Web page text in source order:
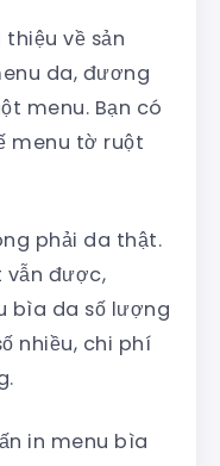
về sản
da, đương
menu. Bạn có
menu tờ ruột
phải da thật.
vẫn được,
bìa da số lượng
nhiều, chi phí
in menu bìa